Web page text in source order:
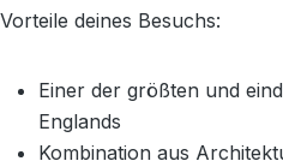
Vorteile deines Besuchs:
Einer der größten und
Englands
Kombination aus